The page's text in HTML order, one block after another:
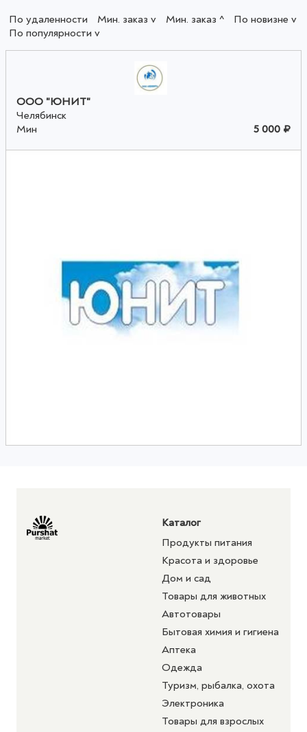
По удаленности Мин. заказ v Мин. заказ ^
По новизне v
По популярности v
ООО "ЮНИТ"
Челябинск
Мин
5 000 ₽
Каталог
Продукты питания
Красота и здоровье
Дом и сад
Товары для животных
Автотовары
Бытовая химия и гигиена
Аптека
Одежда
Туризм, рыбалка, охота
Электроника
Товары для взрослых